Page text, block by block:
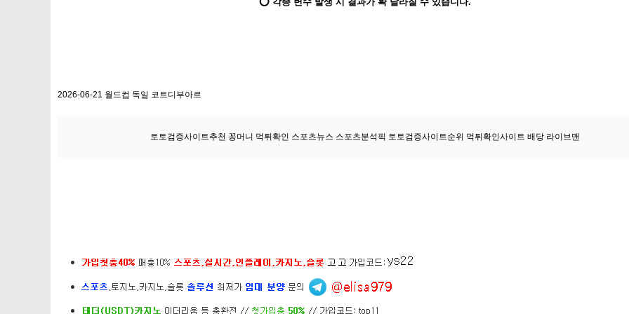
2026-06-21 월드컵 독일 코트디부아르
토토검증사이트추천 꽁머니 먹튀확인 스포츠뉴스 스포츠분석픽 토토검증사이트순위 먹튀확인사이트 배당 라이브맨